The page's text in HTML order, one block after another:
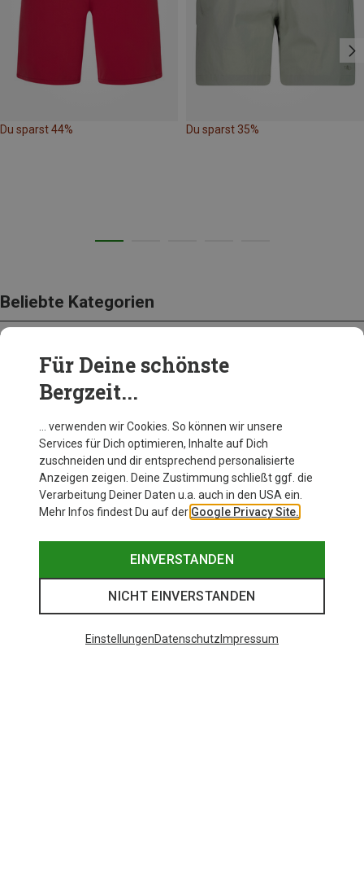
Du sparst 44% Du sparst 35%
Beliebte Kategorien
AUSRÜSTUNG
Für Deine schönste
Bergzeit...
… verwenden wir Cookies. So können wir unsere
Services für Dich optimieren, Inhalte auf Dich
zuschneiden und dir entsprechend personalisierte
Anzeigen zeigen. Deine Zustimmung schließt ggf. die
Verarbeitung Deiner Daten u.a. auch in den USA ein.
Mehr Infos findest Du auf der Google Privacy Site.
EINVERSTANDEN
NICHT EINVERSTANDEN
EinstellungenDatenschutz Impressum